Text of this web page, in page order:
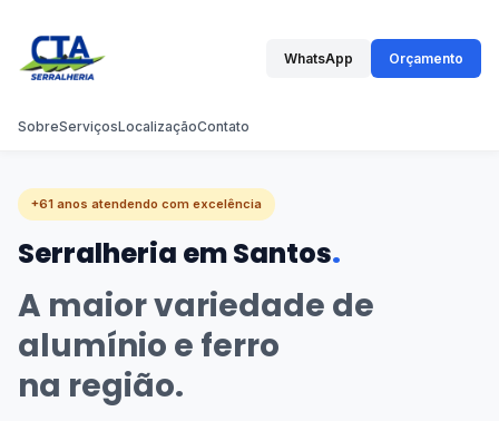
SobreServiçosLocalizaçãoContato
WhatsApp Orçamento
+61 anos atendendo com excelência
Serralheria em Santos.
A maior variedade de
alumínio e ferro
na região.